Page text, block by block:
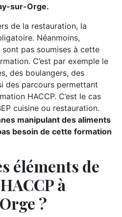
sur-Orge.
de la restauration, la
Néanmoins,
pas soumises à cette
C’est par exemple le
des boulangers, des
des parcours permettant
HACCP. C’est le cas
cuisine ou restauration.
manipulant des aliments
besoin de cette formation
éléments de
à
?